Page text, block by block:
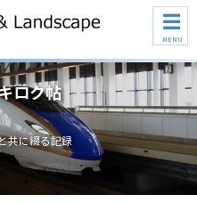
☰
MENU
ロク帖
共に綴る記録